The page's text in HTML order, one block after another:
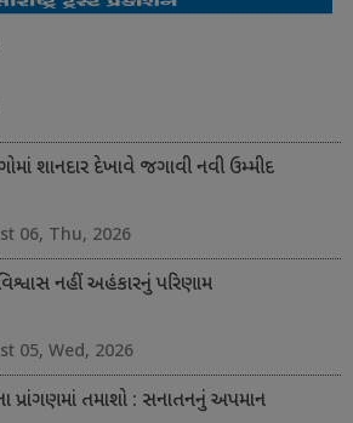
શાનદાર દેખાવે જગાવી નવી ઉમ્મીદ
06, Thu, 2026
નહીં અહંકારનું પરિણામ
05, Wed, 2026
પ્રાંગણમાં તમાશો : સનાતનનું અપમાન